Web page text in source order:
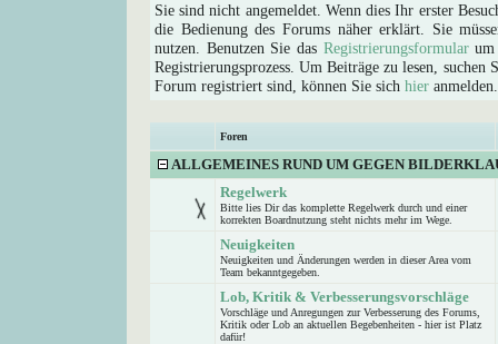
Sie sind nicht angemeldet. Wenn dies Ihr erster
die Bedienung des Forums näher erklärt. Sie
nutzen. Benutzen Sie das Registrierungsformularum
Registrierungsprozess. Um Beiträge zu lesen,
Forum registriert sind, können Sie sich hier anmelden.
Foren
ALLGEMEINES RUND UM GEGEN
Regelwerk
Bitte lies Dir das komplette Regelwerk durch und einer
korrekten Boardnutzung steht nichts mehr im Wege.
Neuigkeiten
Neuigkeiten und Änderungen werden in dieser Area vom
Team bekanntgegeben.
Lob, Kritik & Verbesserungsvorschläge
Vorschläge und Anregungen zur Verbesserung des Forums,
Kritik oder Lob an aktuellen Begebenheiten - hier ist Platz
dafür!